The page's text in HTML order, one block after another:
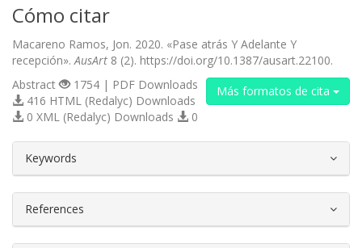
Cómo citar
Macareno Ramos, Jon. 2020. «Pase atrás Y Adelante Y
recepción». AusArt 8 (2). https://doi.org/10.1387/ausart.22100.
Más formatos de cita
Abstract
1754 | PDF Downloads
416 HTML (Redalyc) Downloads
0 XML (Redalyc) Downloads
0
Keywords
References